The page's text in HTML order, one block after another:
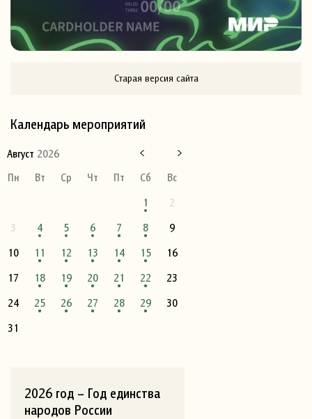
Старая версия сайта
Календарь мероприятий
Август 2026
Пн
Вт Ср Чт Пт Сб
Вс
1
2
3
4 5 6 7 8
9
10
11 12 13 14 15
16
17
18 19 20 21 22
23
24
25 26 27 28 29
30
31
2026 год – Год единства
народов России